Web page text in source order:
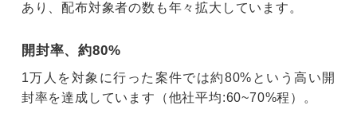
あり、配布対象者の数も年々拡大しています。
開封率、約80%
1万人を対象に行った案件では約80%という高い開
封率を達成しています（他社平均:60~70%程）。